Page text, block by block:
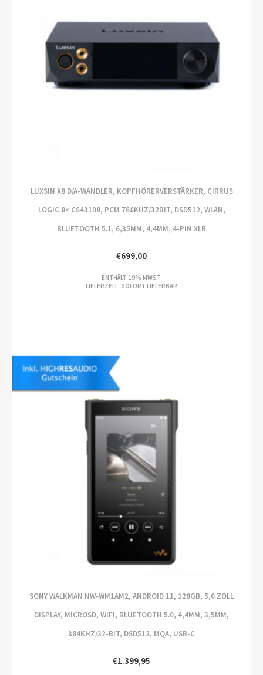
LUXSIN X8 D/A-WANDLER, KOPFHÖRERVERSTÄRKER, CIRRUS
LOGIC 8× CS43198, PCM 768KHZ/32BIT, DSD512, WLAN,
BLUETOOTH 5.1, 6,35MM, 4,4MM, 4-PIN XLR
€699,00
ENTHÄLT 19% MWST.
LIEFERZEIT: SOFORT LIEFERBAR
SONY WALKMAN NW-WM1AM2, ANDROID 11, 128GB, 5,0 ZOLL
DISPLAY, MICROSD, WIFI, BLUETOOTH 5.0, 4,4MM, 3,5MM,
384KHZ/32-BIT, DSD512, MQA, USB-C
€1.399,95